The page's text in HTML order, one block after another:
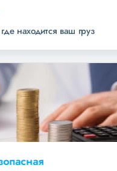
находится ваш груз